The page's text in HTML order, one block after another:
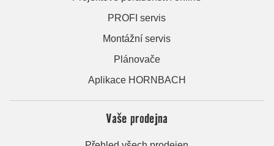
PROFI servis
Montážní servis
Plánovače
Aplikace HORNBACH
Vaše prodejna